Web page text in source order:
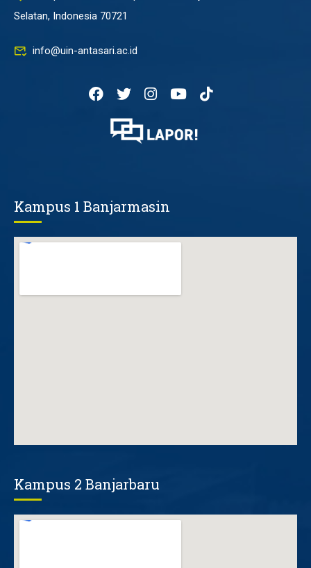
Selatan, Indonesia 70721
info@uin-antasari.ac.id
Kampus 1 Banjarmasin
Kampus 2 Banjarbaru